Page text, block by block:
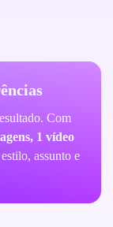
Com
1 vídeo
assunto e